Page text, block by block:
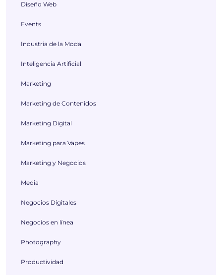
Diseño Web
Events
Industria de la Moda
Inteligencia Artificial
Marketing
Marketing de Contenidos
Marketing Digital
Marketing para Vapes
Marketing y Negocios
Media
Negocios Digitales
Negocios en línea
Photography
Productividad